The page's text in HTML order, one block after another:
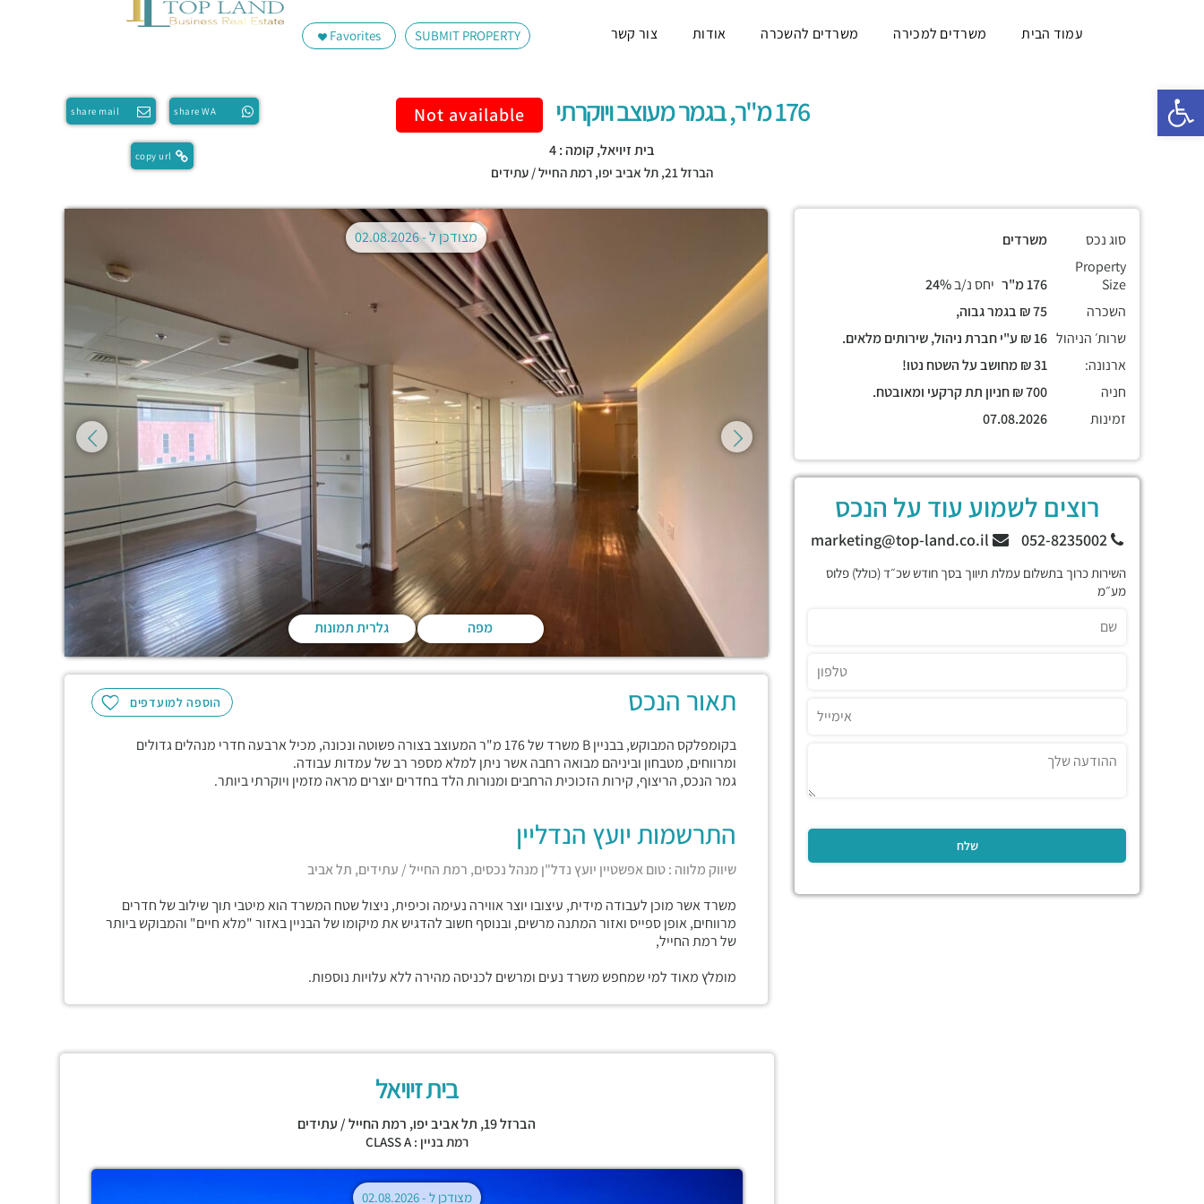
פתח סרגל נגישות
SUBMIT PROPERTY
Favorites עמוד הבית משרדים למכירה משרדים להשכרה אודות צור קשר
share WA
share mail
copy url
176 מ"ר, בגמר מעוצב ויוקרתי Not available
בית זיויאל, קומה : 4
הברזל 21, תל אביב יפו, רמת החייל / עתידים
מפה גלרית תמונות
מצודכן ל -02.08.2026
הוספה למועדפים תאור הנכס
בקומפלקס המבוקש, בבניין B משרד של 176 מ"ר המעוצב בצורה פשוטה ונכונה, מכיל ארבעה חדרי מנהלים גדולים
ומרווחים, מטבחון וביניהם מבואה רחבה אשר ניתן למלא מספר רב של עמדות עבודה.
גמר הנכס, הריצוף, קירות הזכוכית הרחבים ומנורות הלד בחדרים יוצרים מראה מזמין ויוקרתי ביותר.
התרשמות יועץ הנדליין
שיווק מלווה : טום אפשטיין יועץ נדל"ן מנהל נכסים, רמת החייל / עתידים, תל אביב
משרד אשר מוכן לעבודה מידית, עיצובו יוצר אווירה נעימה וכיפית, ניצול שטח המשרד הוא מיטבי תוך שילוב של חדרים
מרווחים, אופן ספייס ואזור המתנה מרשים, ובנוסף חשוב להדגיש את מיקומו של הבניין באזור "מלא חיים" והמבוקש ביותר
של רמת החייל,
מומלץ מאוד למי שמחפש משרד נעים ומרשים לכניסה מהירה ללא עלויות נוספות.
סוג נכס
משרדים
Property
Size
יחס נ/ב
השכרה
שרות׳ הניהול
ארנונה:
חניה
זמינות
רוצים לשמוע עוד על הנכס
השירות כרוך בתשלום עמלת תיווך בסך חודש שכ״ד (כולל) פלוס
מע״מ
בית זיויאל
הברזל 19, תל אביב יפו, רמת החייל / עתידים
רמת בניין : CLASS A
מצודכן ל -02.08.2026